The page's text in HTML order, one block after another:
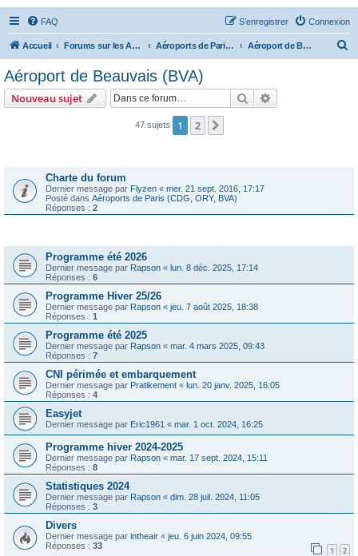
FAQ Connexion
S’enregistrer
Accueil Forums sur les Aéroports Aéroports de Paris (CDG, ORY, BVA) Aéroport de Beauvais (BVA)
r
Aéroport de Beauvais (BVA)
Nouveau sujet Rechercher
47 sujets 1 2
Charte du forum
Dernier message par Flyzen « mer. 21 sept. 2016, 17:17
Posté dans Aéroports de Paris (CDG, ORY, BVA)
Réponses : 2
Programme été 2026
Dernier message par Rapson « lun. 8 déc. 2025, 17:14
Réponses : 6
Programme Hiver 25/26
Dernier message par Rapson « jeu. 7 août 2025, 18:38
Réponses : 1
Programme été 2025
Dernier message par Rapson « mar. 4 mars 2025, 09:43
Réponses : 7
CNI périmée et embarquement
Dernier message par Pratikement « lun. 20 janv. 2025, 16:05
Réponses : 4
Easyjet
Dernier message par Eric1961 « mar. 1 oct. 2024, 16:25
Programme hiver 2024-2025
Dernier message par Rapson « mar. 17 sept. 2024, 15:11
Réponses : 8
Statistiques 2024
Dernier message par Rapson « dim. 28 juil. 2024, 11:05
Réponses : 3
Divers
Dernier message par intheair « jeu. 6 juin 2024, 09:55
Réponses : 33 1 2